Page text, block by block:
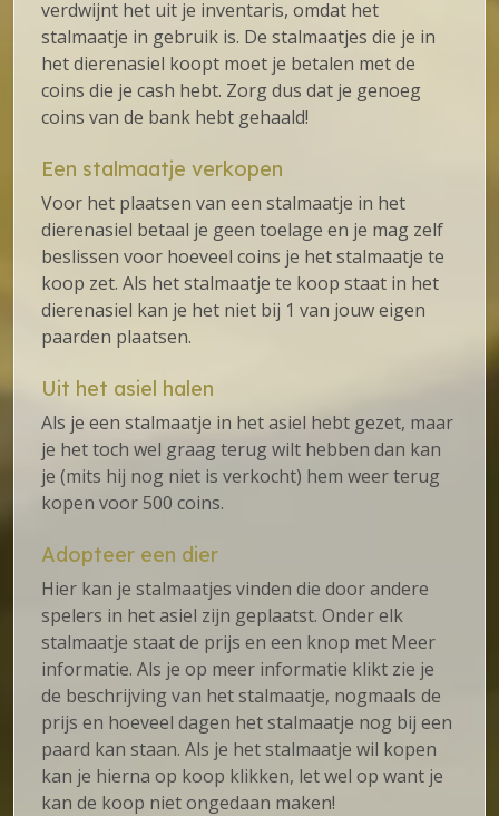
verdwijnt het uit je inventaris, omdat het
stalmaatje in gebruik is. De stalmaatjes die je in
het dierenasiel koopt moet je betalen met de
coins die je cash hebt. Zorg dus dat je genoeg
coins van de bank hebt gehaald!
Een stalmaatje verkopen
Voor het plaatsen van een stalmaatje in het
dierenasiel betaal je geen toelage en je mag zelf
beslissen voor hoeveel coins je het stalmaatje te
koop zet. Als het stalmaatje te koop staat in het
dierenasiel kan je het niet bij 1 van jouw eigen
paarden plaatsen.
Uit het asiel halen
Als je een stalmaatje in het asiel hebt gezet, maar
je het toch wel graag terug wilt hebben dan kan
je (mits hij nog niet is verkocht) hem weer terug
kopen voor 500 coins.
Adopteer een dier
Hier kan je stalmaatjes vinden die door andere
spelers in het asiel zijn geplaatst. Onder elk
stalmaatje staat de prijs en een knop met Meer
informatie. Als je op meer informatie klikt zie je
de beschrijving van het stalmaatje, nogmaals de
prijs en hoeveel dagen het stalmaatje nog bij een
paard kan staan. Als je het stalmaatje wil kopen
kan je hierna op koop klikken, let wel op want je
kan de koop niet ongedaan maken!